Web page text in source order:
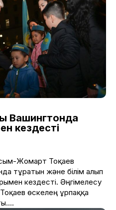
Вашингтонда
кездесті
Жомарт Тоқаев
тұратын және білім алып
Әңгімелесу
өскелең ұрпаққа